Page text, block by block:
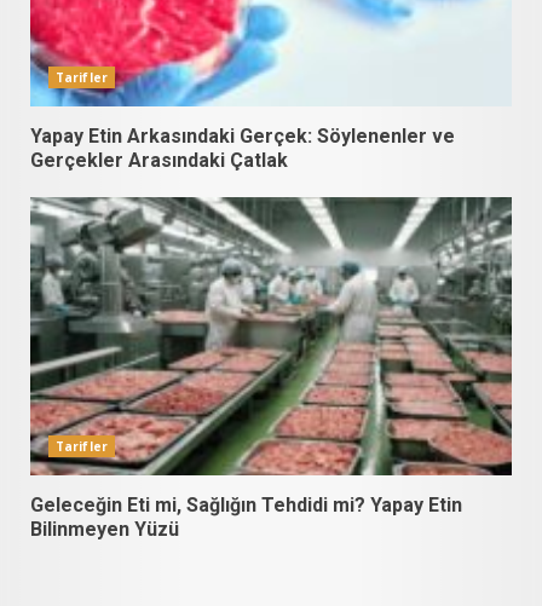
Tarifler
Yapay Etin Arkasındaki Gerçek: Söylenenler ve
Gerçekler Arasındaki Çatlak
Tarifler
Geleceğin Eti mi, Sağlığın Tehdidi mi? Yapay Etin
Bilinmeyen Yüzü